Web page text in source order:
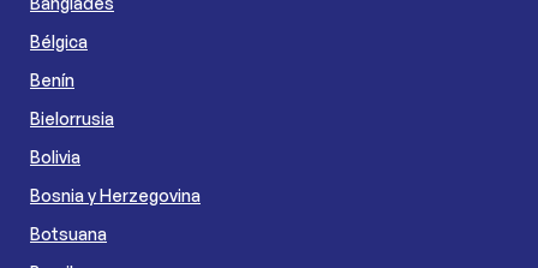
Bélgica
Benín
Bielorrusia
Bolivia
Bosnia y Herzegovina
Botsuana